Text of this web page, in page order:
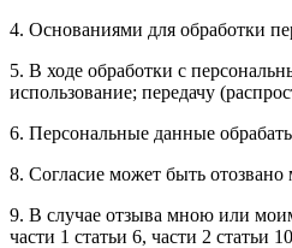
4. Основаниями для обработки
5. В ходе обработки с
использование; передачу
6. Персональные данные
8. Согласие может быть
9. В случае отзыва мною или
части 1 статьи 6, части 2